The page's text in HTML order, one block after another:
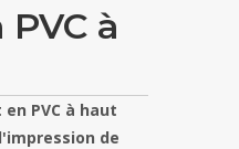
à
PVC à haut
de